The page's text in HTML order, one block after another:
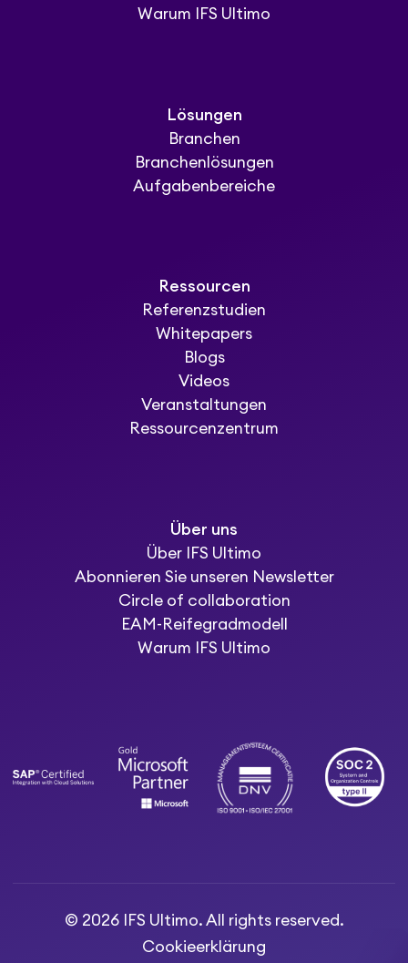
Warum IFS Ultimo
Lösungen
Branchen
Branchenlösungen
Aufgabenbereiche
Ressourcen
Referenzstudien
Whitepapers
Blogs
Videos
Veranstaltungen
Ressourcenzentrum
Über uns
Über IFS Ultimo
Abonnieren Sie unseren Newsletter
Circle of collaboration
EAM-Reifegradmodell
Warum IFS Ultimo
© 2026 IFS Ultimo. All rights reserved.
Cookieerklärung